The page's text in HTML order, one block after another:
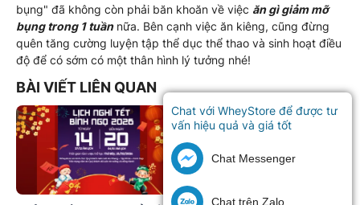
bụng" đã không còn phải băn khoăn về việc ăn gì giảm mỡ
bụng trong 1 tuầnnữa. Bên cạnh việc ăn kiêng, cũng đừng
quên tăng cường luyện tập thể dục thể thao và sinh hoạt điều
độ để có sớm có một thân hình lý tưởng nhé!
BÀI VIẾT LIÊN QUAN
Chat với WheyStore để được tư
vấn hiệu quả và giá tốt
Chat Messenger
Chat trên Zalo